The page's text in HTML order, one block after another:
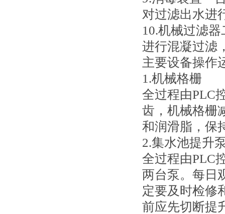
对过滤出水进
10.机械过滤
进行混凝过滤
主要设备操作
1.机械格栅
全过程由PLC
齿，机械格栅
和润滑脂，保
2.集水池提升
全过程由PLC
两台泵。每日
定要及时检修
前应先切断提